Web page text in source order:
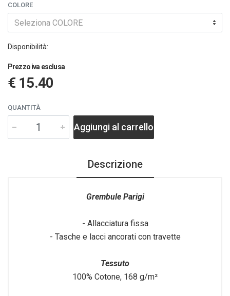
COLORE
Seleziona COLORE
Disponibilità:
Prezzo iva esclusa
€ 15.40
QUANTITÀ
Aggiungi al carrello
Descrizione
Grembule Parigi
- Allacciatura fissa
- Tasche e lacci ancorati con travette
Tessuto
100% Cotone, 168 g/m²